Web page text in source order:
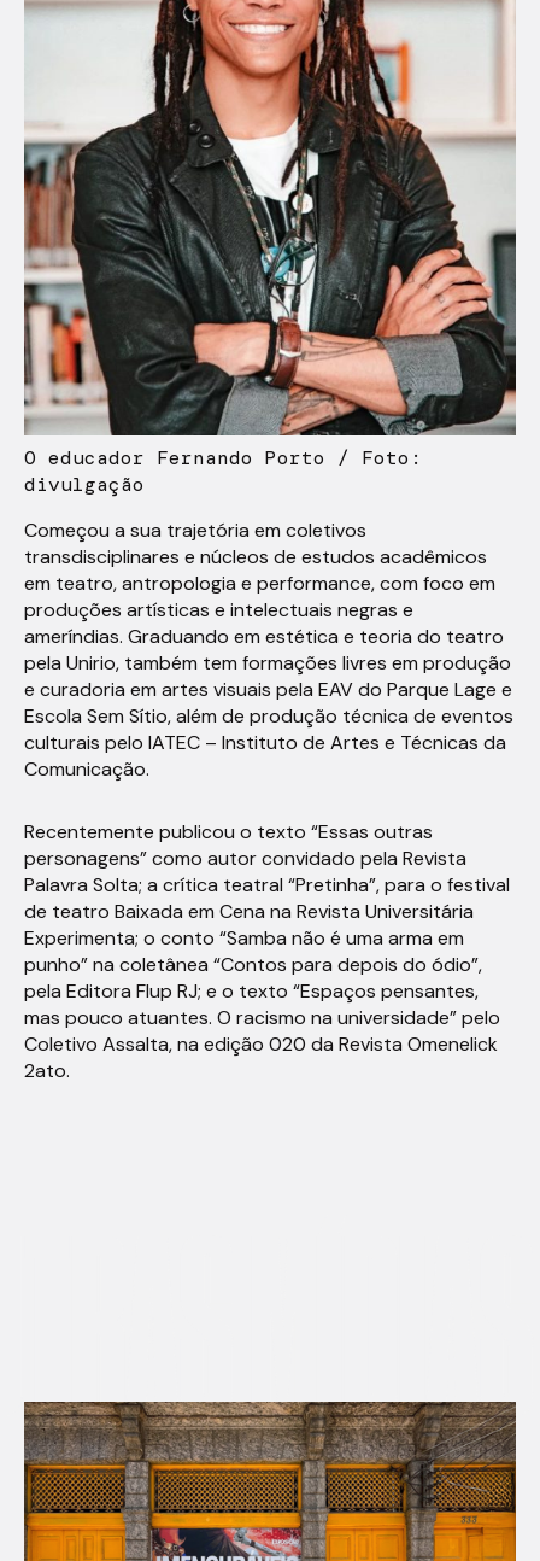
O educador Fernando Porto / Foto:
divulgação
Começou a sua trajetória em coletivos
transdisciplinares e núcleos de estudos acadêmicos
em teatro, antropologia e performance, com foco em
produções artísticas e intelectuais negras e
ameríndias. Graduando em estética e teoria do teatro
pela Unirio, também tem formações livres em produção
e curadoria em artes visuais pela EAV do Parque Lage e
Escola Sem Sítio, além de produção técnica de eventos
culturais pelo IATEC – Instituto de Artes e Técnicas da
Comunicação.
Recentemente publicou o texto “Essas outras
personagens” como autor convidado pela Revista
Palavra Solta; a crítica teatral “Pretinha”, para o festival
de teatro Baixada em Cena na Revista Universitária
Experimenta; o conto “Samba não é uma arma em
punho” na coletânea “Contos para depois do ódio”,
pela Editora Flup RJ; e o texto “Espaços pensantes,
mas pouco atuantes. O racismo na universidade” pelo
Coletivo Assalta, na edição 020 da Revista Omenelick
2ato.
MÍDIAS